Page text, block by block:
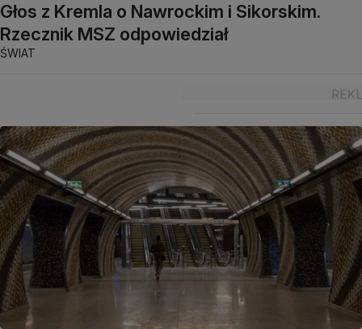
Głos z Kremla o Nawrockim i Sikorskim.
Rzecznik MSZ odpowiedział
ŚWIAT